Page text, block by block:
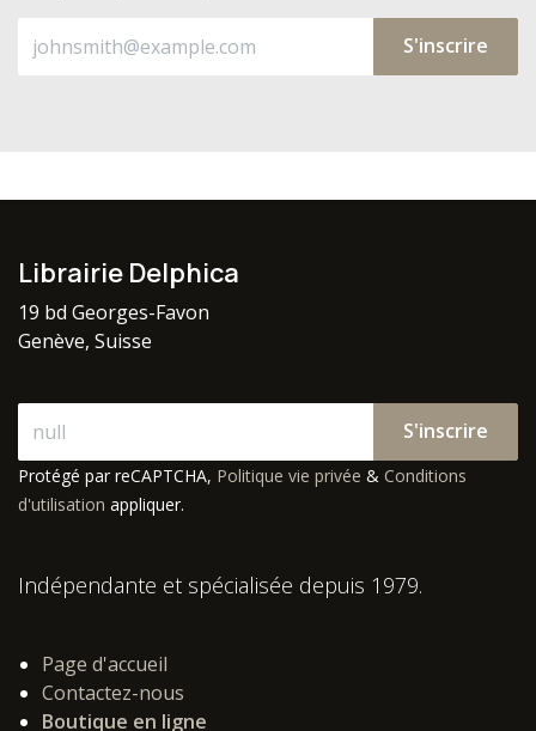
S'inscrire
Librairie Delphica
19 bd Georges-Favon
Genève, Suisse
S'inscrire
Protégé par reCAPTCHA, Politique vie privée & Conditions
d'utilisation appliquer.
Indépendante et spécialisée depuis 1979.
Page d'accueil
Contactez-nous
Boutique en ligne